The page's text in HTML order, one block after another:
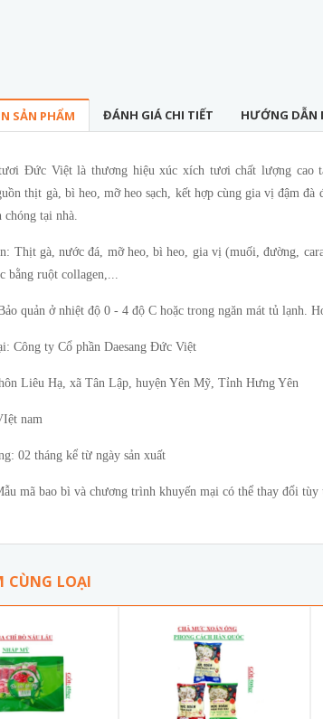
SẢN PHẨM ĐÁNH GIÁ CHI TIẾT HƯỚNG DẪN
Đức Việt là thương hiệu xúc xích tươi chất lượng cao
thịt gà, bì heo, mỡ heo sạch, kết hợp cùng gia vị đậm
chóng tại nhà.
Thịt gà, nước đá, mỡ heo, bì heo, gia vị (muối, đường,
bằng ruột collagen,...
quản ở nhiệt độ 0 - 4 độ C hoặc trong ngăn mát tủ lạnh.
Công ty Cổ phần Daesang Đức Việt
Liêu Hạ, xã Tân Lập, huyện Yên Mỹ, Tỉnh Hưng Yên
nam
02 tháng kể từ ngày sản xuất
mã bao bì và chương trình khuyến mại có thể thay đổi tùy
CÙNG LOẠI